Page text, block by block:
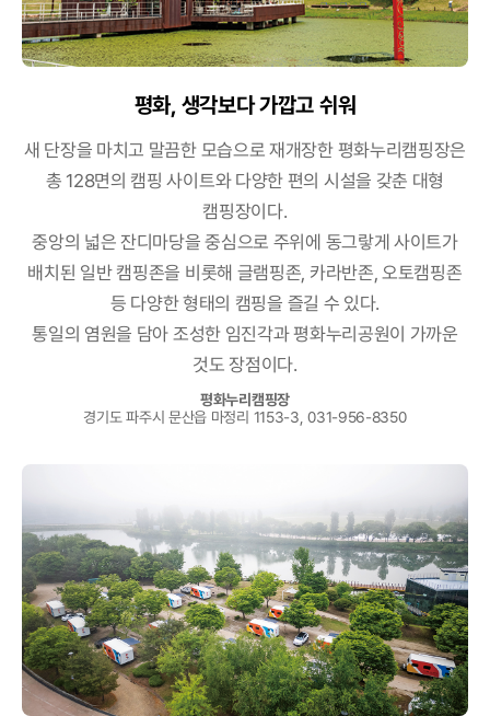
평화, 생각보다 가깝고 쉬워
새 단장을 마치고 말끔한 모습으로 재개장한 평화누리캠핑장은
총 128면의 캠핑 사이트와 다양한 편의 시설을 갖춘 대형
캠핑장이다.
중앙의 넓은 잔디마당을 중심으로 주위에 동그랗게 사이트가
배치된 일반 캠핑존을 비롯해 글램핑존, 카라반존,오토캠핑존
등 다양한 형태의 캠핑을 즐길 수 있다.
통일의 염원을 담아 조성한 임진각과 평화누리공원이 가까운
것도 장점이다.
평화누리캠핑장
경기도 파주시 문산읍 마정리 1153-3, 031-956-8350